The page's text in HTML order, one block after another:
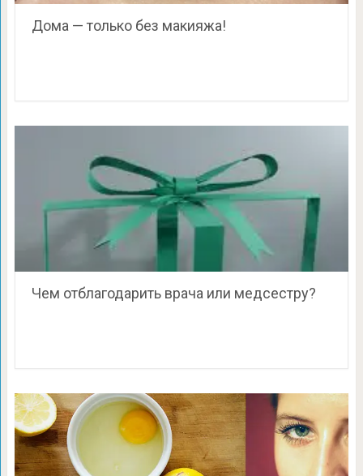
Дома — только без макияжа!
Чем отблагодарить врача или медсестру?